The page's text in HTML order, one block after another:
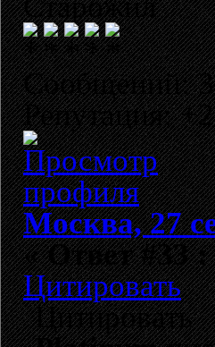
Сообщений:
Репутация:
Москва, 27
«Ответ #33 :
Цитировать
Цитировать